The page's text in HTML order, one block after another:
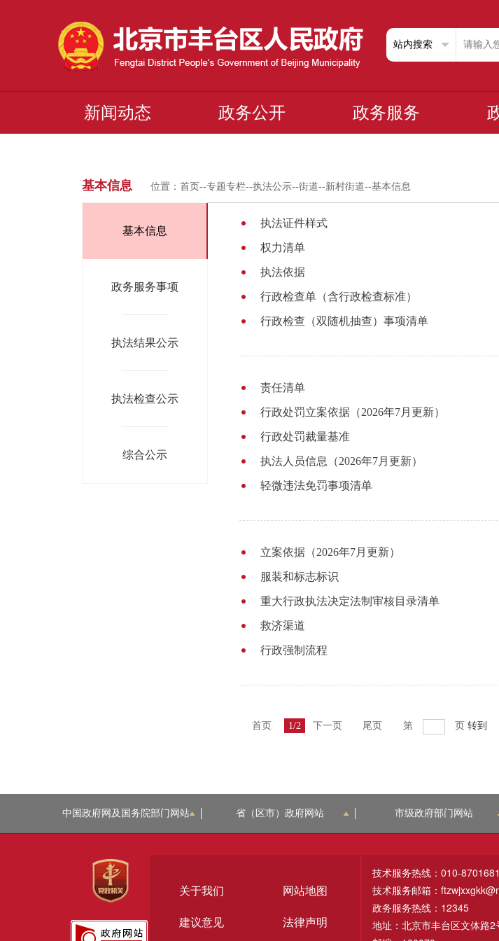
新闻动态 政务公开 政务服务
基本信息 位置： 首页 --专题专栏--执法公示--街道--新村街道--基本信息
基本信息
政务服务事项
执法结果公示
执法检查公示
综合公示
执法证件样式
权力清单
执法依据
行政检查单（含行政检查标准）
行政检查（双随机抽查）事项清单
责任清单
行政处罚立案依据（2026年7月更新）
行政处罚裁量基准
执法人员信息（2026年7月更新）
轻微违法免罚事项清单
立案依据（2026年7月更新）
服装和标志标识
重大行政执法决定法制审核目录清单
救济渠道
行政强制流程
首页 1/2 下一页 尾页 第 页 转到
中国政府网及国务院部门网站 省（区市）政府网站 市级政府部门网站
关于我们 网站地图
建议意见 法律声明
技术服务热线：010-
技术服务邮箱：
政务服务热线：12345
地址：北京市丰台区文体路2